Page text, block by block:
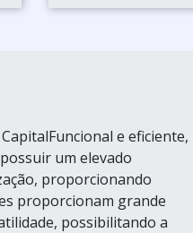
e eficiente,
um elevado
proporcionando
proporcionam grande
possibilitando a